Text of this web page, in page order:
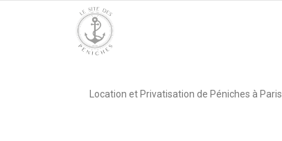
Location et Privatisation de Péniches à Paris